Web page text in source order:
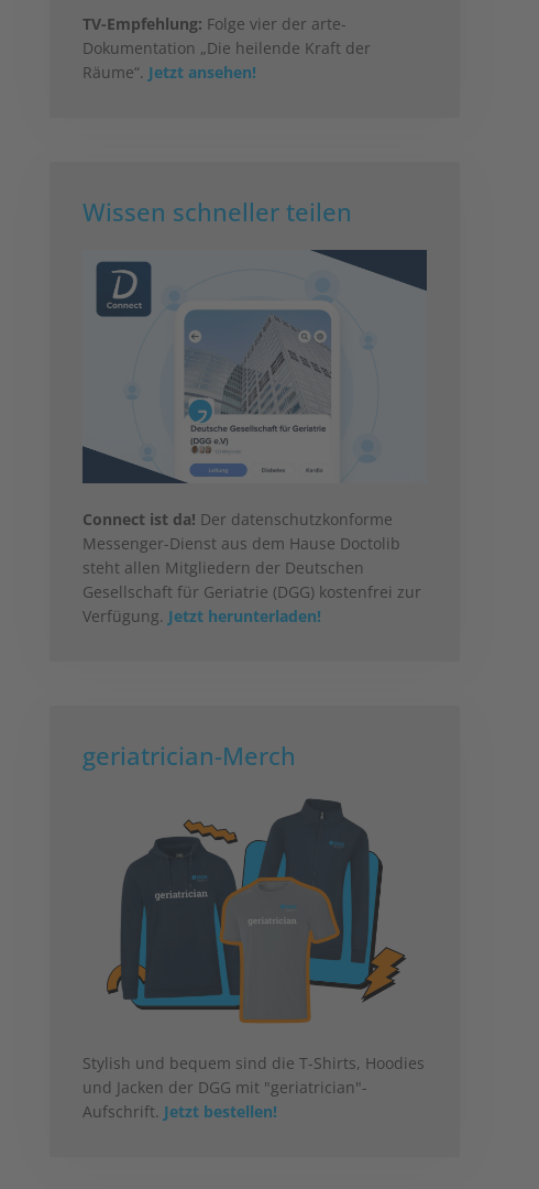
TV-Empfehlung: Folge vier der arte-
Dokumentation „Die heilende Kraft der
Räume“. Jetzt ansehen!
Wissen schneller teilen
Connect ist da! Der datenschutzkonforme
Messenger-Dienst aus dem Hause Doctolib
steht allen Mitgliedern der Deutschen
Gesellschaft für Geriatrie (DGG) kostenfrei zur
Verfügung. Jetzt herunterladen!
geriatrician-Merch
Stylish und bequem sind die T-Shirts, Hoodies
und Jacken der DGG mit "geriatrician"-
Aufschrift. Jetzt bestellen!